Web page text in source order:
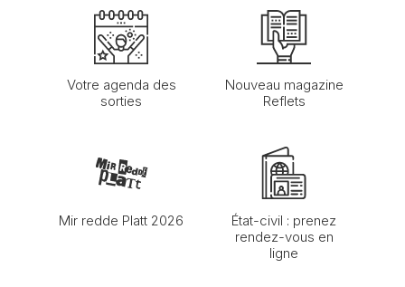
Votre agenda des
sorties
Nouveau magazine
Reflets
Mir redde Platt 2026
État-civil : prenez
rendez-vous en
ligne